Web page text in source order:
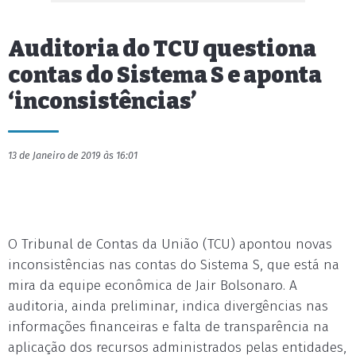
Auditoria do TCU questiona
contas do Sistema S e aponta
‘inconsistências’
13 de Janeiro de 2019 às 16:01
O Tribunal de Contas da União (TCU) apontou novas
inconsistências nas contas do Sistema S, que está na
mira da equipe econômica de Jair Bolsonaro. A
auditoria, ainda preliminar, indica divergências nas
informações financeiras e falta de transparência na
aplicação dos recursos administrados pelas entidades,